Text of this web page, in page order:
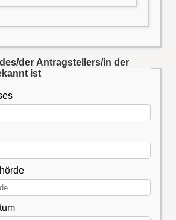
der Antragstellers/in der
ist